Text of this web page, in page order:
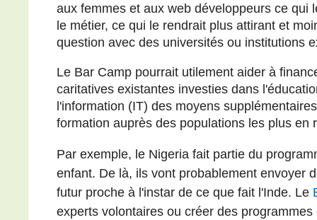
aux femmes et aux web développeurs ce qui
le métier, ce qui le rendrait plus attirant et
question avec des universités ou institutions
Le Bar Camp pourrait utilement aider à
caritatives existantes investies dans
l'information (IT) des moyens
formation auprès des populations les plus en
Par exemple, le Nigeria fait partie du
enfant. De là, ils vont probablement envoyer
futur proche à l'instar de ce que fait l'Inde. Le
experts volontaires ou créer des